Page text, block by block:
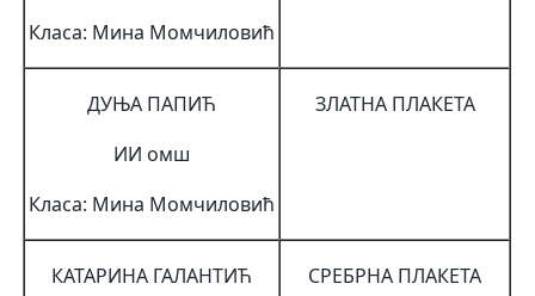
Класа: Мина Момчиловић
ДУЊА ПАПИЋ
ИИ омш
Класа: Мина Момчиловић
ЗЛАТНА ПЛАКЕТА
КАТАРИНА ГАЛАНТИЋ
СРЕБРНА ПЛАКЕТА